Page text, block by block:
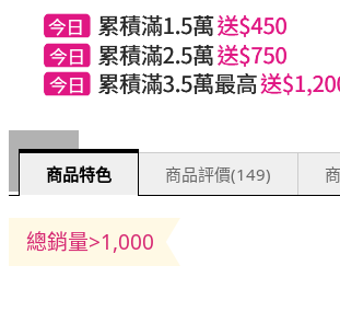
商品特色 商品評價(149)
總銷量>1,000